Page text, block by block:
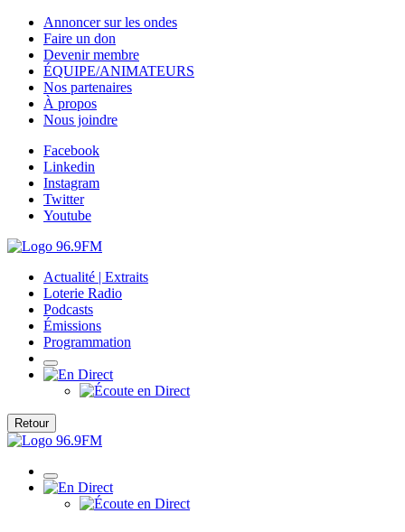
Annoncer sur les ondes
Faire un don
Devenir membre
ÉQUIPE/ANIMATEURS
Nos partenaires
À propos
Nous joindre
Facebook
Linkedin
Instagram
Twitter
Youtube
Actualité | Extraits
Loterie Radio
Podcasts
Émissions
Programmation
Retour